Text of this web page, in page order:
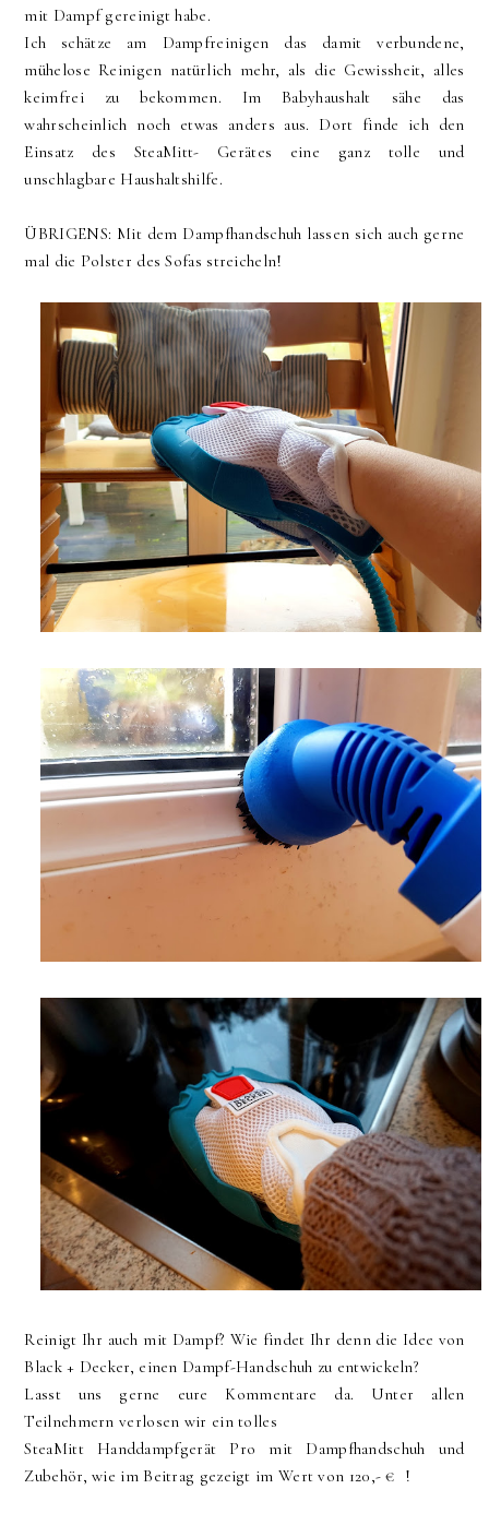
mit Dampf gereinigt habe.
Ich schätze am Dampfreinigen das damit verbundene,
mühelose Reinigen natürlich mehr, als die Gewissheit, alles
keimfrei zu bekommen. Im Babyhaushalt sähe das
wahrscheinlich noch etwas anders aus. Dort finde ich den
Einsatz des SteaMitt- Gerätes eine ganz tolle und
unschlagbare Haushaltshilfe.
ÜBRIGENS: Mit dem Dampfhandschuh lassen sich auch gerne
mal die Polster des Sofas streicheln!
Reinigt Ihr auch mit Dampf? Wie findet Ihr denn die Idee von
Black + Decker, einen Dampf-Handschuh zu entwickeln?
Lasst uns gerne eure Kommentare da. Unter allen
Teilnehmern verlosen wir ein tolles
SteaMitt Handdampfgerät Pro mit Dampfhandschuh und
Zubehör, wie im Beitrag gezeigt im Wert von 120,- € !